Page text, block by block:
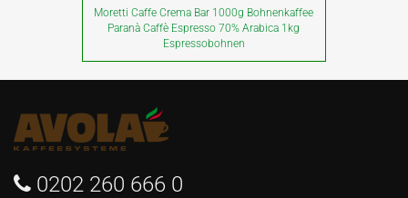
Moretti Caffe Crema Bar 1000g Bohnenkaffee
Paranà Caffè Espresso 70% Arabica 1kg
Espressobohnen
0202 260 666 0